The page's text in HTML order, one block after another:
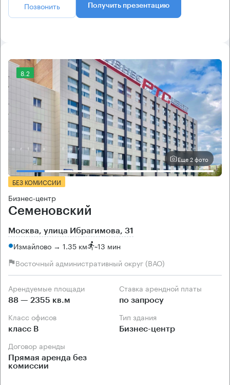
Позвонить Получить презентацию
8.2
Еще 2 фото
БЕЗ КОМИССИИ
Бизнес-центр
Семеновский
Москва, улица Ибрагимова, 31
Измайлово → 1.35 км ~13 мин
Восточный административный округ (ВАО)
Арендуемые площади
88 — 2355 кв.м
Ставка арендной платы
по запросу
Класс офисов
класс B
Тип здания
Бизнес-центр
Договор аренды
Прямая аренда без
комиссии